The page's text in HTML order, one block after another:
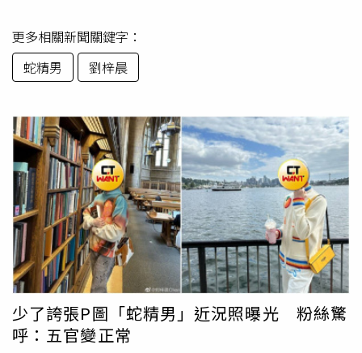
更多相關新聞關鍵字：
蛇精男
劉梓晨
少了誇張P圖「蛇精男」近況照曝光 粉絲驚
呼：五官變正常